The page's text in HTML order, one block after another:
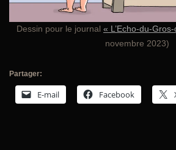
Dessin pour le journal « L’Echo-du-
novembre 2023)
Partager:
E-mail Facebook